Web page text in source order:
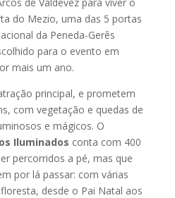
do Mezio, uma das 5 portas
da Peneda-Gerês
para o evento em
mais um ano.
principal, e prometem
com vegetação e quedas de
e mágicos. O
Iluminados conta com 400
percorridos a pé, mas que
por lá passar: com várias
desde o Pai Natal aos